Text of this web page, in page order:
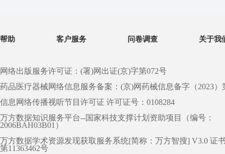
帮助 客户服务 问卷调查 关于我
网络出版服务许可证：(署)网出证(京)字第072号
药品医疗器械网络信息服务备案：(京)网药械信息备字（2023）
信息网络传播视听节目许可证 许可证号：0108284
万方数据知识服务平台--国家科技支撑计划资助项目（编号：
2006BAH03B01）
万方数据学术资源发现获取服务系统[简称：万方智搜] V3.0 证
第11363462号